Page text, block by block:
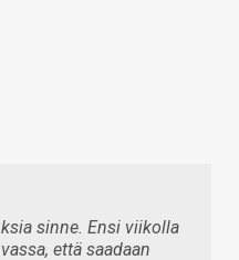
sinne. Ensi viikolla
että saadaan